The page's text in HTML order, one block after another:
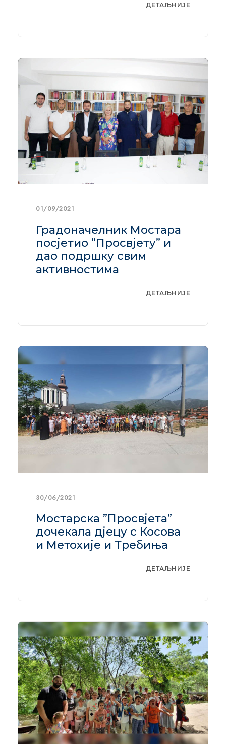
ДЕТАЉНИЈЕ
01/09/2021
Градоначелник Мостара
посјетио ”Просвјету” и
дао подршку свим
активностима
ДЕТАЉНИЈЕ
30/06/2021
Мостарска ”Просвјета”
дочекала дјецу с Косова
и Метохије и Требиња
ДЕТАЉНИЈЕ